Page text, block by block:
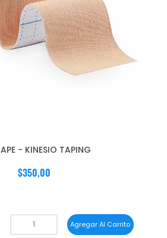
- KINESIO TAPING
$350,00
Agregar Al Carrito